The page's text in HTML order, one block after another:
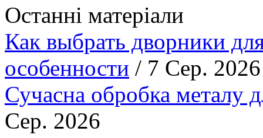
Останні матеріали
Как выбрать дворники
особенности / 7 Сер. 2026
Сучасна обробка металу
Сер. 2026